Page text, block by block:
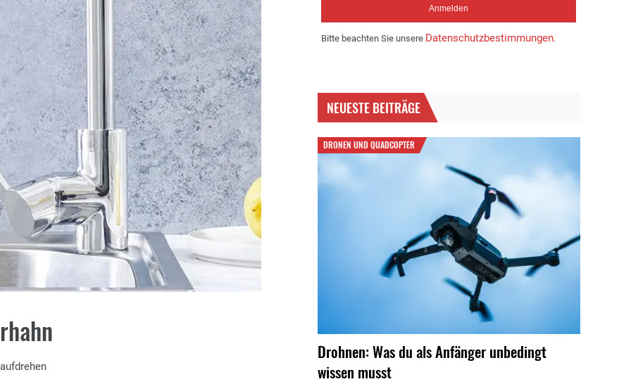
Bitte beachten Sie unsere Datenschutzbestimmungen.
NEUESTE BEITRÄGE
DRONEN UND QUADCOPTER
Drohnen: Was du als Anfänger unbedingt
wissen musst